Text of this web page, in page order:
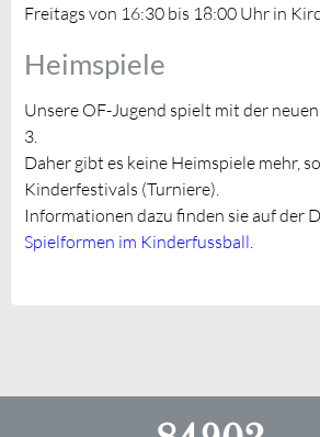
Freitags von 16:30 bis 18:00 Uhr in
Heimspiele
Unsere OF-Jugend spielt mit der
3.
Daher gibt es keine Heimspiele mehr,
Kinderfestivals (Turniere).
Informationen dazu finden sie auf der
Spielformen im Kinderfussball